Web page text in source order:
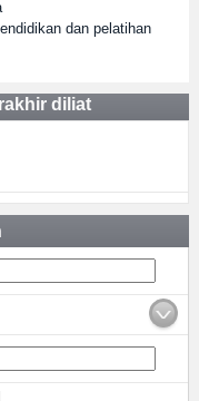
dan pelatihan
diliat